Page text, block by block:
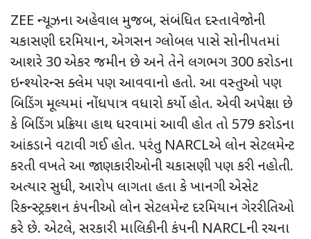
ZEE ન્યૂઝના અહેવાલ મુજબ, સંબંધિત દસ્તાવેજોની
ચકાસણી દરમિયાન, એગસન ગ્લોબલ પાસે સોનીપતમાં
આશરે 30 એકર જમીન છે અને તેને લગભગ 300 કરોડના
ઇન્શ્યોરન્સ ક્લેમ પણ આવવાનો હતો. આ વસ્તુઓ પણ
બિડિંગ મૂલ્યમાં નોંધપાત્ર વધારો કર્યો હોત. એવી અપેક્ષા છે
કે બિડિંગ પ્રક્રિયા હાથ ધરવામાં આવી હોત તો 579 કરોડના
આંકડાને વટાવી ગઈ હોત. પરંતુNARCLએ લોન સેટલમેન્ટ
કરતી વખતે આ જાણકારીઓનીચકાસણી પણ કરી નહોતી.
અત્યાર સુધી, આરોપ લાગતા હતા કેખાનગી એસેટ
રિકન્સ્ટ્રક્શન કંપનીઓ લોન સેટલમેન્ટ દરમિયાન ગેરરીતિઓ
કરે છે. એટલે, સરકારી માલિકીની કંપની NARCLની રચના